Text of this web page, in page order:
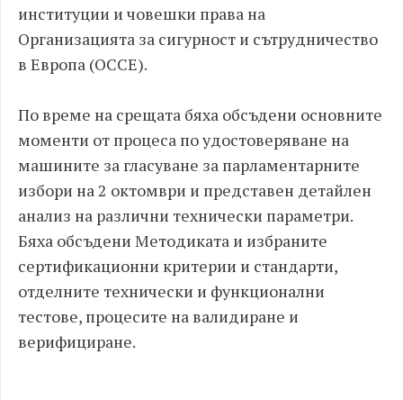
институции и човешки права на
Организацията за сигурност и сътрудничество
в Европа (ОССЕ).
По време на срещата бяха обсъдени основните
моменти от процеса по удостоверяване на
машините за гласуване за парламентарните
избори на 2 октомври и представен детайлен
анализ на различни технически параметри.
Бяха обсъдени Методиката и избраните
сертификационни критерии и стандарти,
отделните технически и функционални
тестове, процесите на валидиране и
верифициране.